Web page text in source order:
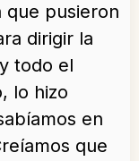
que pusieron
dirigir la
todo el
lo hizo
en
que